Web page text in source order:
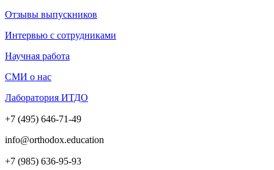
Отзывы выпускников
Интервью с сотрудниками
Научная работа
СМИ о нас
Лаборатория ИТДО
+7 (495) 646-71-49
info@orthodox.education
+7 (985) 636-95-93